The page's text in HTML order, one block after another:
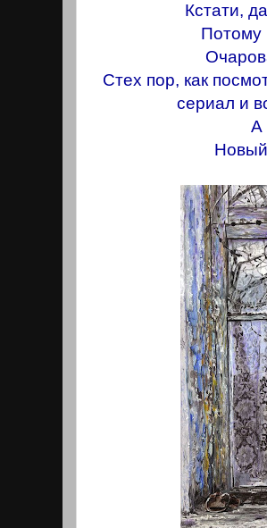
Кстати,
Потому
Стех пор, как
сериал и
А